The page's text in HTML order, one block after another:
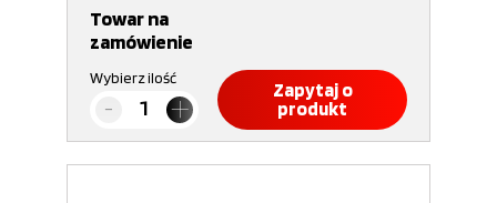
Towar na
zamówienie
Wybierz ilość
Zapytaj o
produkt